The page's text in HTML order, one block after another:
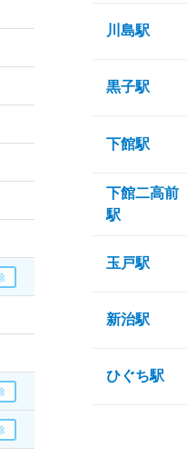
川島駅
黒子駅
下館駅
下館二高前
駅
玉戸駅
新治駅
ひぐち駅